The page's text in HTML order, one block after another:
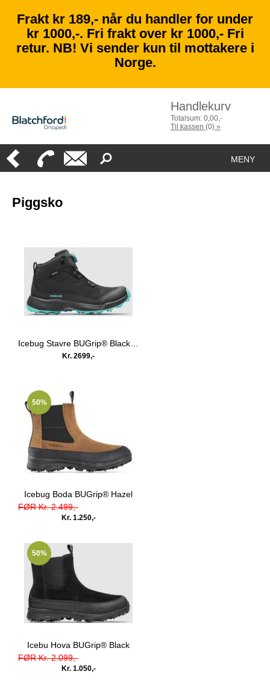
Frakt kr 189,- når du handler for under
kr 1000,-. Fri frakt over kr 1000,- Fri
retur. NB! Vi sender kun til mottakere i
Norge.
Handlekurv
Totalsum: 0,00,-
Til kassen (0) »
MENY
Piggsko
Icebug Stavre BUGrip® Black/Jade
Kr. 2699,-
50%
Icebug Boda BUGrip® Hazel
FØR Kr. 2.499,-
Kr. 1.250,-
50%
Icebu Hova BUGrip® Black
FØR Kr. 2.099,-
Kr. 1.050,-